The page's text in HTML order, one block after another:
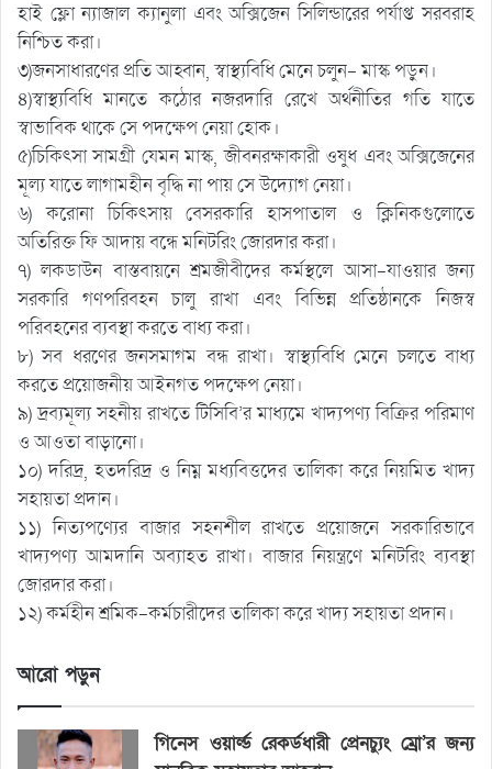
হাই ফ্লো ন্যাজাল ক্যানুলা এবং অক্সিজেন সিলিন্ডারের পর্যাপ্ত সরবরাহ
নিশ্চিত করা।
৩)জনসাধারণের প্রতি আহ্বান, স্বাস্থ্যবিধি মেনে চলুন- মাস্ক পড়ুন।
৪)স্বাস্থ্যবিধি মানতে কঠোর নজরদারি রেখে অর্থনীতির গতি যাতে
স্বাভাবিক থাকে সে পদক্ষেপ নেয়া হোক।
৫)চিকিৎসা সামগ্রী যেমন মাস্ক, জীবনরক্ষাকারী ওষুধ এবং অক্সিজেনের
মূল্য যাতে লাগামহীন বৃদ্ধি না পায় সে উদ্যোগ নেয়া।
৬) করোনা চিকিৎসায় বেসরকারি হাসপাতাল ও ক্লিনিকগুলোতে
অতিরিক্ত ফি আদায় বন্ধে মনিটরিং জোরদার করা।
৭) লকডাউন বাস্তবায়নে শ্রমজীবীদের কর্মস্থলে আসা-যাওয়ার জন্য
সরকারি গণপরিবহন চালু রাখা এবং বিভিন্ন প্রতিষ্ঠানকে নিজস্ব
পরিবহনের ব্যবস্থা করতে বাধ্য করা।
৮) সব ধরণের জনসমাগম বন্ধ রাখা। স্বাস্থ্যবিধি মেনে চলতে বাধ্য
করতে প্রয়োজনীয় আইনগত পদক্ষেপ নেয়া।
৯) দ্রব্যমূল্য সহনীয় রাখতে টিসিবি’র মাধ্যমে খাদ্যপণ্য বিক্রির পরিমাণ
ও আওতা বাড়ানো।
১০) দরিদ্র, হতদরিদ্র ও নিম্ন মধ্যবিত্তদের তালিকা করে নিয়মিত খাদ্য
সহায়তা প্রদান।
১১) নিত্যপণ্যের বাজার সহনশীল রাখতে প্রয়োজনে সরকারিভাবে
খাদ্যপণ্য আমদানি অব্যাহত রাখা। বাজার নিয়ন্ত্রণে মনিটরিং ব্যবস্থা
জোরদার করা।
১২) কর্মহীন শ্রমিক-কর্মচারীদের তালিকা করে খাদ্য সহায়তা প্রদান।
আরো পড়ুন
গিনেস ওয়ার্ল্ড রেকর্ডধারী প্রেনচ্যুং ম্রো’র জন্য